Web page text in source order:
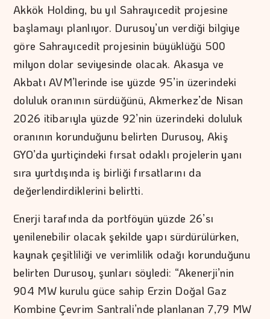
Akkök Holding, bu yıl Sahrayıcedit projesine
başlamayı planlıyor. Durusoy’un verdiği bilgiye
göre Sahrayıcedit projesinin büyüklüğü 500
milyon dolar seviyesinde olacak. Akasya ve
Akbatı AVM’lerinde ise yüzde 95’in üzerindeki
doluluk oranının sürdüğünü, Akmerkez’de Nisan
2026 itibarıyla yüzde 92’nin üzerindeki doluluk
oranının korunduğunu belirten Durusoy, Akiş
GYO’da yurtiçindeki fırsat odaklı projelerin yanı
sıra yurtdışında iş birliği fırsatlarını da
değerlendirdiklerini belirtti.
Enerji tarafında da portföyün yüzde 26’sı
yenilenebilir olacak şekilde yapı sürdürülürken,
kaynak çeşitliliği ve verimlilik odağı korunduğunu
belirten Durusoy, şunları söyledi: “Akenerji’nin
904 MW kurulu güce sahip Erzin Doğal Gaz
Kombine Çevrim Santrali’nde planlanan 7,79 MW